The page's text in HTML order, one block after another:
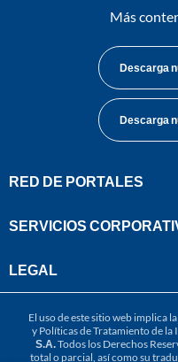
Más
Descarga
Descarga
RED DE PORTALES
SERVICIOS
LEGAL
El uso de este sitio web implica
y Políticas de Tratamiento de
S.A.Todos los Derechos
total o parcial, así como su